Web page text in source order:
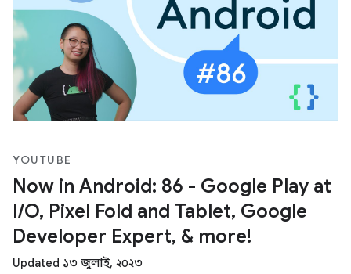
YOUTUBE
Now in Android: 86 - Google Play at
I/O, Pixel Fold and Tablet, Google
Developer Expert, & more!
Updated ১৩ জুলাই, ২০২৩